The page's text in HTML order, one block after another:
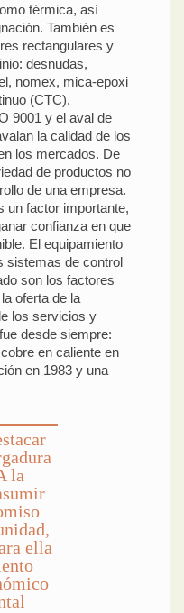
térmica, así
También es
rectangulares y
desnudas,
nomex, mica-epoxi
(CTC).
9001 y el aval de
la calidad de los
los mercados. De
de productos no
de una empresa.
un factor importante,
confianza en que
El equipamiento
sistemas de control
son los factores
oferta de la
los servicios y
desde siempre:
en caliente en
en 1983 y una
la
ella